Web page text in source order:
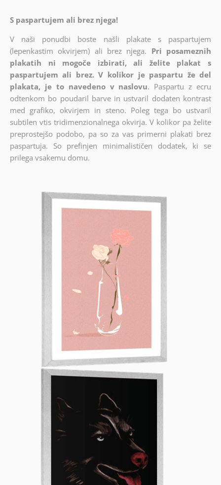
S paspartujem ali brez njega!
V naši ponudbi boste našli plakate s paspartujem
(lepenkastim okvirjem) ali brez njega. Pri posameznih
plakatih ni mogoče izbirati, ali želite plakat s
paspartujem ali brez. V kolikor je paspartu že del
plakata, je to navedeno v naslovu. Paspartu z ecru
odtenkom bo poudaril barve in ustvaril dodaten kontrast
med grafiko, okvirjem in steno. Poleg tega bo ustvaril
subtilen vtis tridimenzionalnega okvirja. V kolikor pa želite
preprostejšo podobo, pa so za vas primerni plakati brez
paspartuja. So prefinjen minimalističen dodatek, ki se
prilega vsakemu domu.